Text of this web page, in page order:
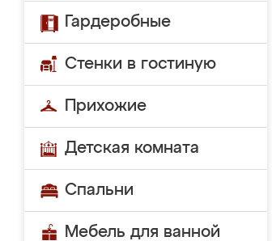
Гардеробные
Стенки в гостиную
Прихожие
Детская комната
Спальни
Мебель для ванной